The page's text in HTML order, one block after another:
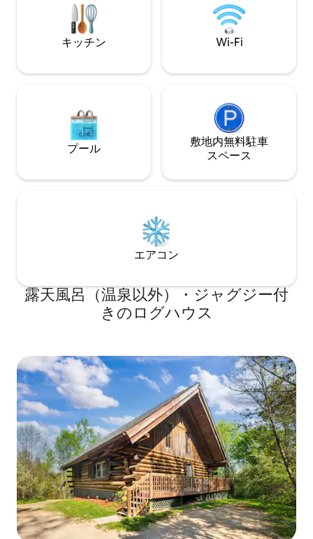
ムズ』に掲載されたこともあり、家族や
友人との旅行やリトリートに最適です。
今すぐ予約して、ミシガン州で永遠の思
い出を作りましょう。
（年中利用可能）
した網戸付きポー
ットをお楽しみく
キッチン Wi-Fi
プール
敷地内無料駐⁠車
ス⁠ペ⁠ー⁠ス
エアコン
露天風呂（温泉以外）・ジャグジー付
きのログハウス